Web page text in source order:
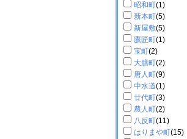
昭和町(1)
新本町(5)
新屋敷(5)
鷹匠町(1)
宝町(2)
大膳町(2)
唐人町(9)
中水道(1)
廿代町(3)
農人町(2)
八反町(11)
はりまや町(15)